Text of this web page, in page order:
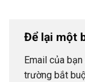
Để lại một
Email của
trường bắt